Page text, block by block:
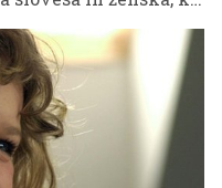
osebna tragedija, ki je
prezgodaj.